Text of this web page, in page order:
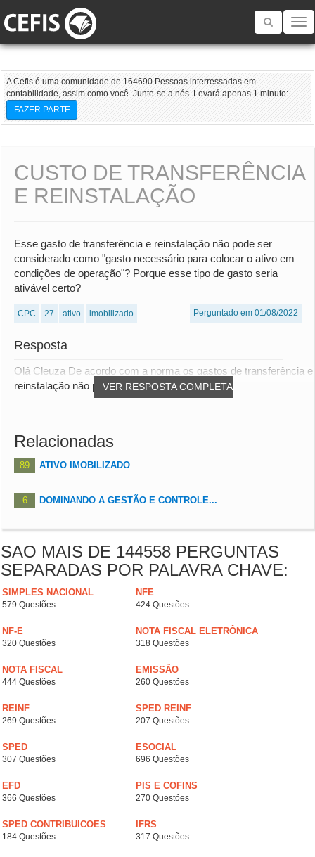
Toggle
A Cefis é uma comunidade de 164690 Pessoas interressadas em
contabilidade, assim como você. Junte-se a nós. Levará apenas 1 minuto:
FAZER PARTE
CUSTO DE TRANSFERÊNCIA
E REINSTALAÇÃO
Esse gasto de transferência e reinstalação não pode ser
considerado como "gasto necessário para colocar o ativo em
condições de operação"? Porque esse tipo de gasto seria
ativável certo?
CPC 27 ativo imobilizado Perguntado em 01/08/2022
Resposta
VER RESPOSTA COMPLETA
Olá Cleuza De acordo com a norma os gastos de transferência e
reinstalação não podem ser ativados de...
Relacionadas
89 ATIVO IMOBILIZADO
6 DOMINANDO A GESTÃO E CONTROLE...
SAO MAIS DE 144558 PERGUNTAS
SEPARADAS POR PALAVRA CHAVE:
SIMPLES NACIONAL
579 Questões
NFE
424 Questões
NF-E
320 Questões
NOTA FISCAL ELETRÔNICA
318 Questões
NOTA FISCAL
444 Questões
EMISSÃO
260 Questões
REINF
269 Questões
SPED REINF
207 Questões
SPED
307 Questões
ESOCIAL
696 Questões
EFD
366 Questões
PIS E COFINS
270 Questões
SPED CONTRIBUICOES
184 Questões
IFRS
317 Questões